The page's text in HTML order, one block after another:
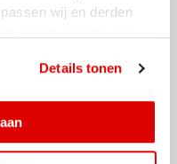
wij en derden
cookievoorkeuren altijd
Details tonen
tijdens een seminar. “Ik
partij in het zuiden van het
een bedrijf dichterbij zit,
contact vond ik bij